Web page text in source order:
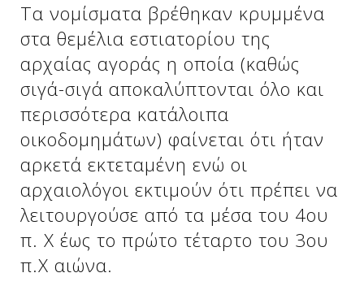
Τα νομίσματα βρέθηκαν κρυμμένα
στα θεμέλια εστιατορίου της
αρχαίας αγοράς η οποία (καθώς
σιγά-σιγά αποκαλύπτονται όλο και
περισσότερα κατάλοιπα
οικοδομημάτων) φαίνεται ότι ήταν
αρκετά εκτεταμένη ενώ οι
αρχαιολόγοι εκτιμούν ότι πρέπει να
λειτουργούσε από τα μέσα του 4ου
π. Χ έως το πρώτο τέταρτο του 3ου
π.Χ αιώνα.